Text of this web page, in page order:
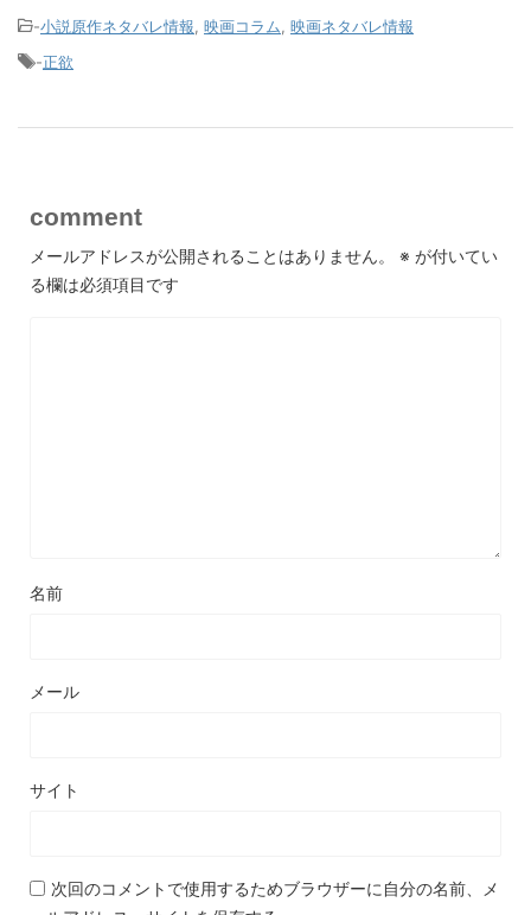
-小説原作ネタバレ情報 映画コラム 映画ネタバレ情報
-正欲
comment
メールアドレスが公開されることはありません。 ※ が付いてい
る欄は必須項目です
名前
メール
サイト
次回のコメントで使用するためブラウザーに自分の名前、メ